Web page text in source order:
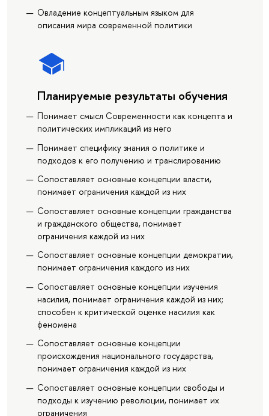
Овладение концептуальным языком для
описания мира современной политики
Планируемые результаты обучения
Понимает смысл Современности как концепта и
политических импликаций из него
Понимает специфику знания о политике и
подходов к его получению и транслированию
Сопоставляет основные концепции власти,
понимает ограничения каждой из них
Сопоставляет основные концепции гражданства
и гражданского общества, понимает
ограничения каждой из них
Сопоставляет основные концепции демократии,
понимает ограничения каждого из них
Сопоставляет основные концепции изучения
насилия, понимает ограничения каждой из них;
способен к критической оценке насилия как
феномена
Сопоставляет основные концепции
происхождения национального государства,
понимает ограничения каждой из них
Сопоставляет основные концепции свободы и
подходы к изучению революции, понимает их
ограничения